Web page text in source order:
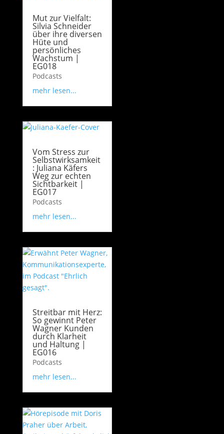
Mut zur Vielfalt:
Silvia Schneider
über ihre diversen
Hüte und
persönliches
Wachstum |
EG018
Podcasts
mehr lesen...
Vom Stress zur
Selbstwirksamkeit
: Juliana Käfers
Weg zur echten
Sichtbarkeit |
EG017
Podcasts
mehr lesen...
Streitbar mit Herz:
So gewinnt Peter
Wagner Kunden
durch Klarheit
und Haltung |
EG016
Podcasts
mehr lesen...